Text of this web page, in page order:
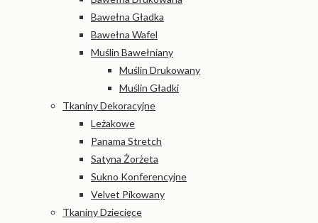
Bawełna Gładka
Bawełna Wafel
Muślin Bawełniany
Muślin Drukowany
Muślin Gładki
Tkaniny Dekoracyjne
Leżakowe
Panama Stretch
Satyna Żorżeta
Sukno Konferencyjne
Velvet Pikowany
Tkaniny Dziecięce